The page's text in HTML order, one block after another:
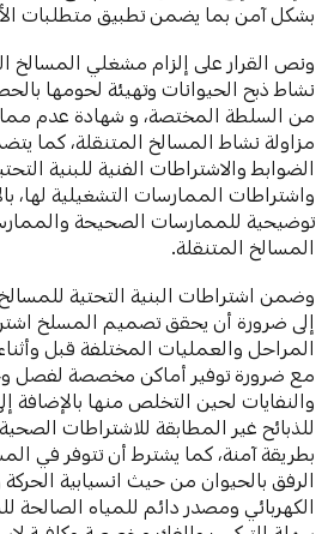
بشكل آمن بما يضمن تطبيق متطلبات
ونص القرار على إلزام مشغلي المسالخ
نشاط ذبح الحيوانات وتهيئة لحومها
من السلطة المختصة، و شهادة عدم
مزاولة نشاط المسالخ المتنقلة، كما
الضوابط والاشتراطات الفنية للبنية
واشتراطات الممارسات التشغيلية لها،
توضيحية للممارسات الصحيحة
المسالخ المتنقلة.
وضمن اشتراطات البنية التحتية للمسالخ
إلى ضرورة أن يحقق تصميم المسلخ
المراحل والعمليات المختلفة قبل وأثناء
مع ضرورة توفير أماكن مخصصة لفصل
والنفايات لحين التخلص منها
للذبائح غير المطابقة للاشتراطات
بطريقة آمنة، كما يشترط أن تتوفر في
الرفق بالحيوان من حيث انسيابية الحركة
الكهربائي ومصدر دائم للمياه الصالحة